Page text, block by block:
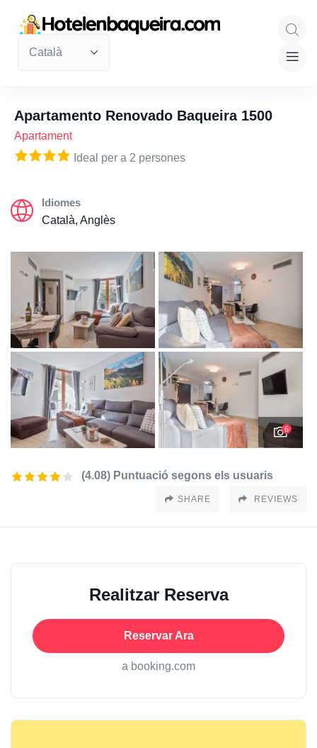
Apartamento Renovado Baqueira 1500
Apartament
Ideal per a 2 persones
Idiomes
Català, Anglès
6
(4.08) Puntuació segons els usuaris
SHARE REVIEWS
Realitzar Reserva
Reservar Ara
a booking.com